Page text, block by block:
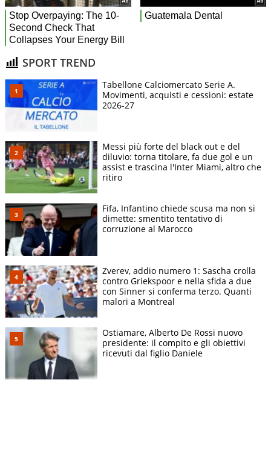
SPORT TREND
Tabellone Calciomercato Serie A.
Movimenti, acquisti e cessioni: estate
2026-27
Messi più forte del black out e del
diluvio: torna titolare, fa due gol e un
assist e trascina l'Inter Miami, altro che
ritiro
Fifa, Infantino chiede scusa ma non si
dimette: smentito tentativo di
corruzione al Marocco
Zverev, addio numero 1: Sascha crolla
contro Griekspoor e nella sfida a due
con Sinner si conferma terzo. Quanti
malori a Montreal
Ostiamare, Alberto De Rossi nuovo
presidente: il compito e gli obiettivi
ricevuti dal figlio Daniele